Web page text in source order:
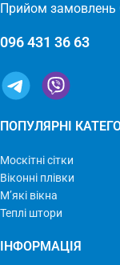
Прийом замовлень
096 431 36 63
ПОПУЛЯРНІ
Москітні сітки
Віконні плівки
М’які вікна
Теплі штори
ІНФОРМАЦІЯ